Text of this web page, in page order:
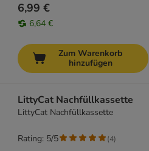
6,99 €
6,64 €
Zum Warenkorb
hinzufügen
LittyCat Nachfüllkassette
LittyCat Nachfüllkassette
Rating: 5/5 (4)